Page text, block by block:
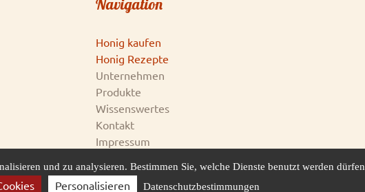
Navigation
Honig kaufen
Honig Rezepte
Unternehmen
Produkte
Wissenswertes
Kontakt
Impressum
Honigankauf
und zu analysieren. Bestimmen Sie, welche Dienste benutzt werden dürfen
Personalisieren Datenschutzbestimmungen